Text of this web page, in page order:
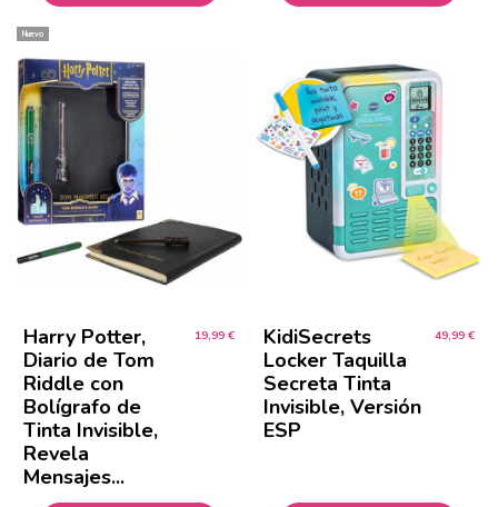
Nuevo
Harry Potter,
Diario de Tom
Riddle con
Bolígrafo de
Tinta Invisible,
Revela
Mensajes...
19,99 €
KidiSecrets
Locker Taquilla
Secreta Tinta
Invisible, Versión
ESP
49,99 €